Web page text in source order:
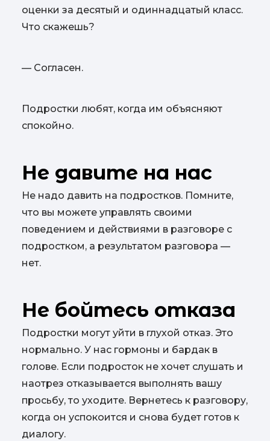
оценки за десятый и одиннадцатый класс.
Что скажешь?
— Согласен.
Подростки любят, когда им объясняют
спокойно.
Не давите на нас
Не надо давить на подростков. Помните,
что вы можете управлять своими
поведением и действиями в разговоре с
подростком, а результатом разговора —
нет.
Не бойтесь отказа
Подростки могут уйти в глухой отказ. Это
нормально. У нас гормоны и бардак в
голове. Если подросток не хочет слушать и
наотрез отказывается выполнять вашу
просьбу, то уходите. Вернетесь к разговору,
когда он успокоится и снова будет готов к
диалогу.